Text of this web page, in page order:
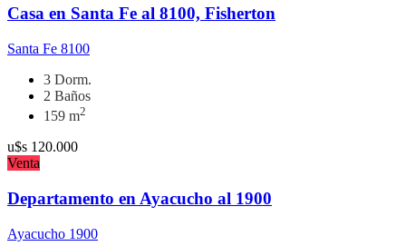
Casa en Santa Fe al 8100, Fisherton
Santa Fe 8100
3 Dorm.
2 Baños
159 m2
u$s 120.000
Venta
Departamento en Ayacucho al 1900
Ayacucho 1900